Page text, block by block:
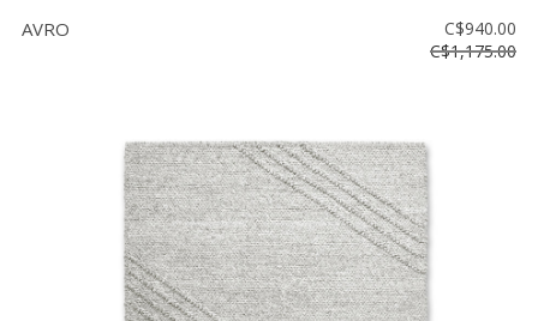
AVRO
C$940.00
C$1,175.00